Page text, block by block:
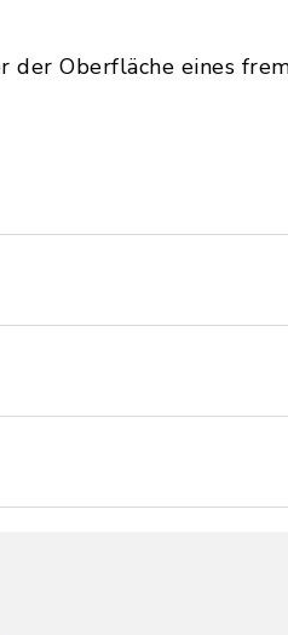
Oberfläche eines